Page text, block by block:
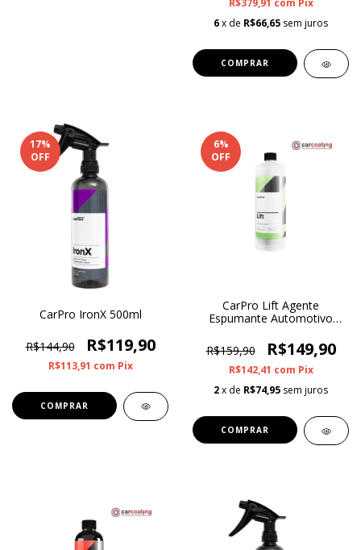
R$379,91 com Pix
6x de R$66,65 sem juros
17%
OFF
CarPro IronX 500ml
R$144,90 R$119,90
R$113,91 com Pix
6%
OFF
CarPro Lift Agente
Espumante Automotivo
R$159,90
R$149,90
R$142,41 com Pix
2x de R$74,95 sem juros